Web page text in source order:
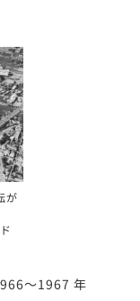
が
～1967 年